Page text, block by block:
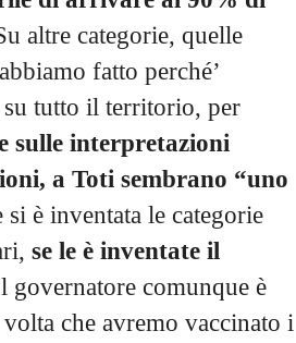
altre categorie, quelle
fatto perché’
tutto il territorio, per
sulle interpretazioni
a Toti sembrano “uno
si è inventata le categorie
se le è inventate il
governatore comunque è
volta che avremo vaccinato i